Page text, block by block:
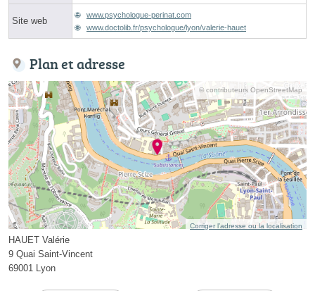
Site web
www.psychologue-perinat.com
www.doctolib.fr/psychologue/lyon/valerie-hauet
Plan et adresse
© contributeurs OpenStreetMap
Corriger l’adresse ou la localisation
HAUET Valérie
9 Quai Saint-Vincent
69001 Lyon